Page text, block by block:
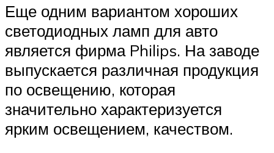
Еще одним вариантом хороших
светодиодных ламп для авто
является фирма Philips. На заводе
выпускается различная продукция
по освещению, которая
значительно характеризуется
ярким освещением, качеством.